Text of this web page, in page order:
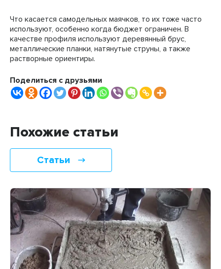
Что касается самодельных маячков, то их тоже часто
используют, особенно когда бюджет ограничен. В
качестве профиля используют деревянный брус,
металлические планки, натянутые струны, а также
растворные ориентиры.
Поделиться с друзьями
Похожие статьи
Статьи